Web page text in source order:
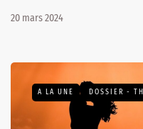
20 mars 2024
A LA UNE DOSSIER -